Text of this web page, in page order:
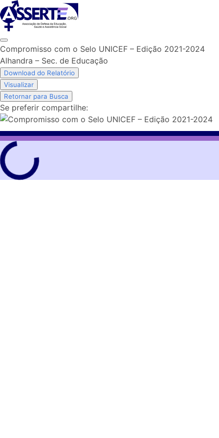
Skip
to
content
Compromisso com o Selo UNICEF – Edição 2021-2024
Alhandra – Sec. de Educação
Download do Relatório
Visualizar
Retornar para Busca
Se preferir compartilhe: